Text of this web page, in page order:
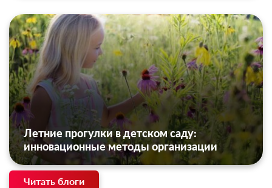
Летние прогулки в детском саду:
инновационные методы организации
Читать блоги